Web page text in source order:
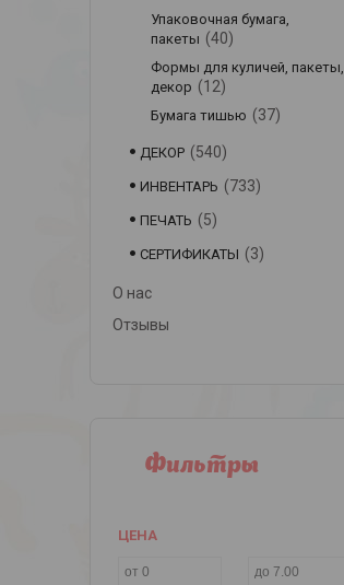
Упаковочная бумага,
пакеты
40
Формы для куличей, пакеты,
декор
12
Бумага тишью 37
ДЕКОР 540
ИНВЕНТАРЬ 733
ПЕЧАТЬ 5
СЕРТИФИКАТЫ 3
О нас
Отзывы
Фильтры
ЦЕНА